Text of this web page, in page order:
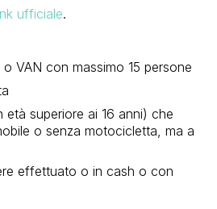
ufficiale.
VAN con massimo 15 persone
superiore ai 16 anni) che
o senza motocicletta, ma a
effettuato o in cash o con